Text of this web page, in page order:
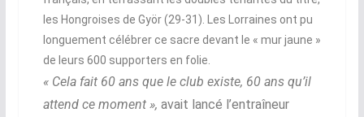
les Hongroises de Györ (29-31). Les Lorraines ont pu
longuement célébrer ce sacre devant le « mur jaune »
de leurs 600 supporters en folie.
« Cela fait 60 ans que le club existe, 60 ans qu’il
attend ce moment », avait lancé l’entraîneur